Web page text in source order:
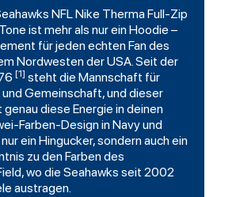
NFL Nike ThermaFull-Zip
ist mehr als nur ein Hoodie –
für jeden echten Fan des
Nordwesten der USA. Seit der
[1] steht die Mannschaft für
Gemeinschaft, und dieser
diese Energie in deinen
Farben-Design in Navy und
ein Hingucker, sondern auch ein
zu den Farben des
wo die Seahawks seit 2002
austragen.